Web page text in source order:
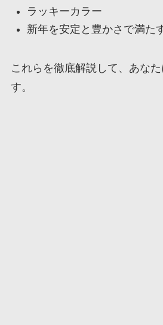
ラッキーカラー
新年を安定と豊かさで満た
これらを徹底解説して、あな
す。